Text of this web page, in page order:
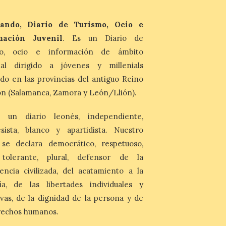
motivo de la marcha en
defensa de FEVE
6 Ago 2026
Nueva edición de León
de…viaje. Una iniciativa
organizado por la sección
juvenil de la Asociación
Turismo, Ocio e Información para
jóvenes “Enredando.info”. Eduardo
Morán nos envía desde la carretera […]
Diario de Turismo, Ocio e
Juvenil. Es un Diario de
ocio e información de ámbito
dirigido a jóvenes y millenials
en las provincias del antiguo Reino
(Salamanca, Zamora y León/Llión).
un diario leonés, independiente,
blanco y apartidista. Nuestro
declara democrático, respetuoso,
tolerante, plural, defensor de la
civilizada, del acatamiento a la
de las libertades individuales y
de la dignidad de la persona y de
humanos.